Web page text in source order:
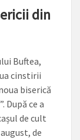
din
Buftea,
cinstirii
biserică
După ce a
de cult
de